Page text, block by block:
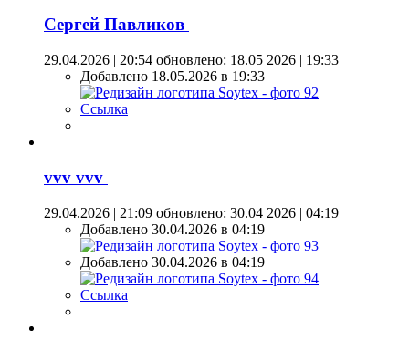
Сергей Павликов
29.04.2026 | 20:54 обновлено: 18.05 2026 | 19:33
Добавлено 18.05.2026 в 19:33
Ссылка
vvv vvv
29.04.2026 | 21:09 обновлено: 30.04 2026 | 04:19
Добавлено 30.04.2026 в 04:19
Добавлено 30.04.2026 в 04:19
Ссылка